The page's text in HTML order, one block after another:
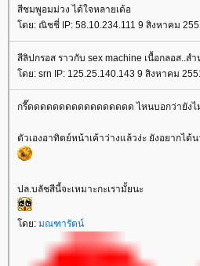
สีชมพูอมม่วง ได้ใจหลายเด้อ
ดย: ณิชชี่ IP: 58.10.234.111 9 สิงหาคม
สีลิปกรอส ราวกับ sex machine เนื้อกลอส..สำ
ดย: srn IP: 125.25.140.143 9 สิงหาคม
กรี๊ดดดดดดดดดดดดดดดดด ไหนบอกว่ายังไม่
ตัวเองอาทิตย์หน้าเค้าว่างแล้วง่ะ ยังอยากได้
ปล.บลัชสีนี้จะเหมาะกะเรามั้ยนะ
ดย: มณฑารัตน์